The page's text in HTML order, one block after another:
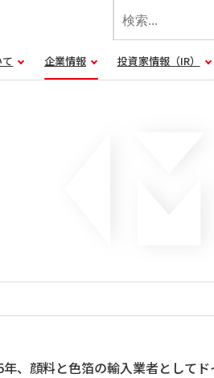
企業情報 投資家情報（IR）
、顔料と色箔の輸入業者としてド